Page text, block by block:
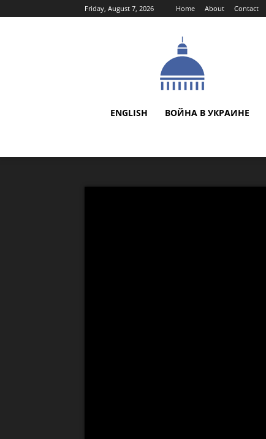
Friday, August 7, 2026 Home About Contact
ENGLISH ВОЙНА В УКРАИНЕ